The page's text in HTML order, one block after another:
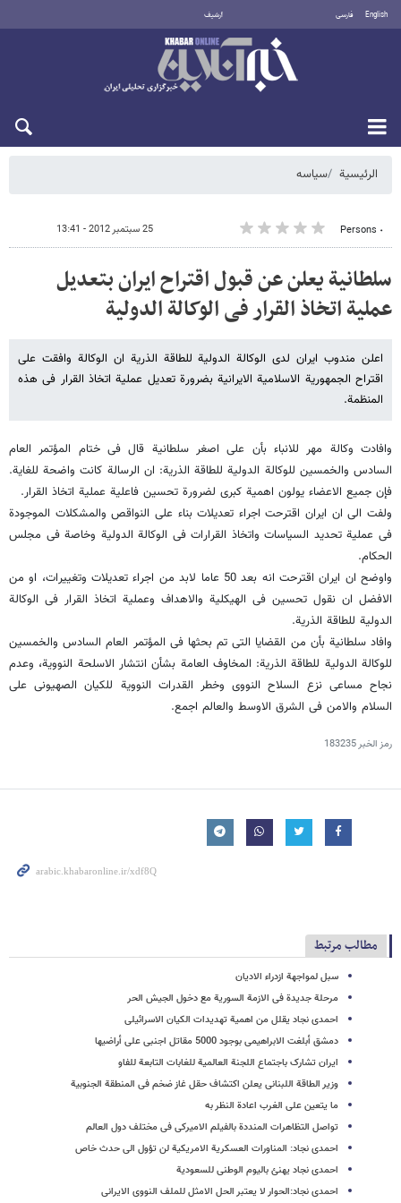
English فارسی أرشيف
الرئيسية سیاسه
٠ Persons 25 سبتمبر 2012 - 13:41
سلطانیة یعلن عن قبول اقتراح ایران بتعدیل
عملیة اتخاذ القرار فی الوکالة الدولیة
اعلن مندوب ایران لدى الوکالة الدولیة للطاقة الذریة ان الوکالة وافقت على
اقتراح الجمهوریة الاسلامیة الایرانیة بضرورة تعدیل عملیة اتخاذ القرار فی هذه
المنظمة.
وافادت وکالة مهر للانباء بأن علی اصغر سلطانیة قال فی ختام المؤتمر العام
السادس والخمسین للوکالة الدولیة للطاقة الذریة: ان الرسالة کانت واضحة للغایة.
فإن جمیع الاعضاء یولون اهمیة کبرى لضرورة تحسین فاعلیة عملیة اتخاذ القرار.
ولفت الى ان ایران اقترحت اجراء تعدیلات بناء على النواقص والمشکلات الموجودة
فی عملیة تحدید السیاسات واتخاذ القرارات فی الوکالة الدولیة وخاصة فی مجلس
الحکام.
واوضح ان ایران اقترحت انه بعد 50 عاما لابد من اجراء تعدیلات وتغییرات، او من
الافضل ان نقول تحسین فی الهیکلیة والاهداف وعملیة اتخاذ القرار فی الوکالة
الدولیة للطاقة الذریة.
وافاد سلطانیة بأن من القضایا التی تم بحثها فی المؤتمر العام السادس والخمسین
للوکالة الدولیة للطاقة الذریة: المخاوف العامة بشأن انتشار الاسلحة النوویة، وعدم
نجاح مساعی نزع السلاح النووی وخطر القدرات النوویة للکیان الصهیونی على
السلام والامن فی الشرق الاوسط والعالم اجمع.
رمز الخبر183235
مطالب مرتبط
سبل لمواجهة ازدراء الادیان
مرحلة جدیدة فی الازمة السوریة مع دخول الجیش الحر
احمدی نجاد یقلل من اهمیة تهدیدات الکیان الاسرائیلی
دمشق أبلغت الابراهیمی بوجود 5000 مقاتل اجنبی على أراضیها
ایران تشارک باجتماع اللجنة العالمیة للغابات التابعة للفاو
وزیر الطاقة اللبنانی یعلن اکتشاف حقل غاز ضخم فی المنطقة الجنوبیة
ما یتعین على الغرب اعادة النظر به
تواصل التظاهرات المنددة بالفیلم الامیرکی فی مختلف دول العالم
احمدی نجاد: المناورات العسکریة الامریکیة لن تؤول الى حدث خاص
احمدی نجاد یهنئ بالیوم الوطنی للسعودیة
احمدی نجاد:الحوار لا یعتبر الحل الامثل للملف النووی الایرانی